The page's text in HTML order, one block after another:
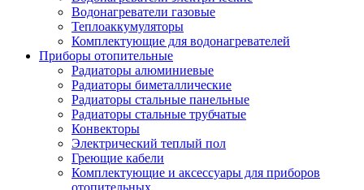
Водонагреватели газовые
Теплоаккумуляторы
Комплектующие для водонагревателей
Приборы отопительные
Радиаторы алюминиевые
Радиаторы биметаллические
Радиаторы стальные панельные
Радиаторы стальные трубчатые
Конвекторы
Электрический теплый пол
Греющие кабели
Комплектующие и аксессуары для приборов
отопительных